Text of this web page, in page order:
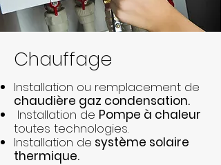
Chauffage
Installation ou remplacement de
chaudière gaz condensation.
Installation de Pompe à chaleur
toutes technologies.
Installation de système solaire
thermique.